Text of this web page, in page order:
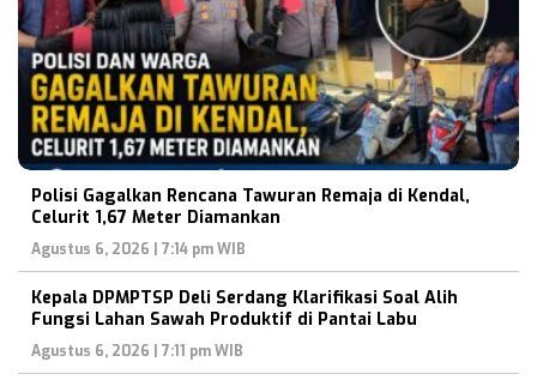
Polisi Gagalkan Rencana Tawuran Remaja di Kendal,
Celurit 1,67 Meter Diamankan
Agustus 6, 2026 | 7:14 pm WIB
Kepala DPMPTSP Deli Serdang Klarifikasi Soal Alih
Fungsi Lahan Sawah Produktif di Pantai Labu
Agustus 6, 2026 | 7:11 pm WIB